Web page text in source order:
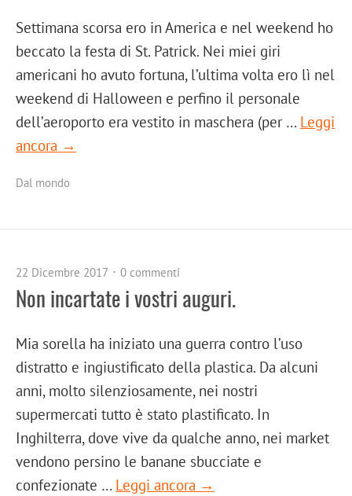
Settimana scorsa ero in America e nel weekend ho
beccato la festa di St. Patrick. Nei miei giri
americani ho avuto fortuna, l’ultima volta ero lì nel
weekend di Halloween e perfino il personale
dell’aeroporto era vestito in maschera (per … Leggi
ancora →
Dal mondo
22 Dicembre 2017 0 commenti
Non incartate i vostri auguri.
Mia sorella ha iniziato una guerra contro l’uso
distratto e ingiustificato della plastica. Da alcuni
anni, molto silenziosamente, nei nostri
supermercati tutto è stato plastificato. In
Inghilterra, dove vive da qualche anno, nei market
vendono persino le banane sbucciate e
confezionate … Leggi ancora →